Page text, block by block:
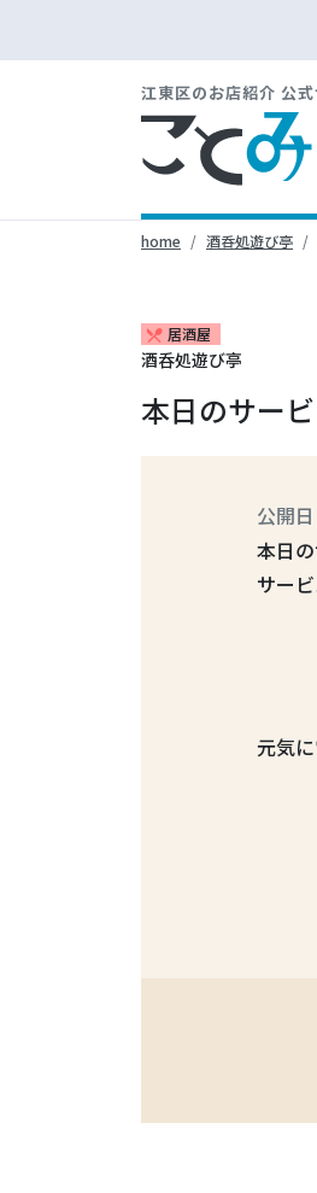
江東区のお店紹介 公
home 酒呑処遊び亭
restaurant_menu 居酒屋
酒呑処遊び亭
本日のサービ
公開
本日
サー
元気